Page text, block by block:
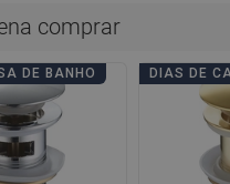
comprar
DE BANHO DIAS DE